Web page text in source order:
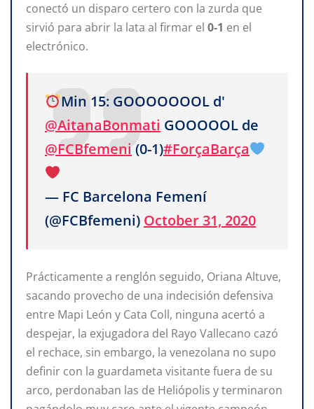
conectó un disparo certero con la zurda que
sirvió para abrir la lata al firmar el 0-1 en el
electrónico.
Min 15: GOOOOOOOL d'
@AitanaBonmati GOOOOOL de
@FCBfemeni (0-1)#ForçaBarça
— FC Barcelona Femení
(@FCBfemeni) October 31, 2020
Prácticamente a renglón seguido, Oriana Altuve,
sacando provecho de una indecisión defensiva
entre Mapi León y Cata Coll, ninguna acertó a
despejar, la exjugadora del Rayo Vallecano cazó
el rechace, sin embargo, la venezolana no supo
definir con la guardameta visitante fuera de su
arco, perdonaban las de Heliópolis y terminaron